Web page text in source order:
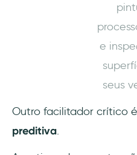
e
seus
Outro facilitador crítico
preditiva.